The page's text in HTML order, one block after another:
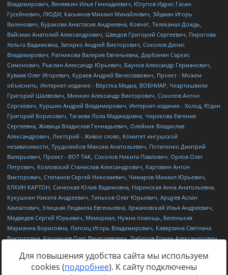
Для повышения удобства сайта мы используем
cookies (подробнее). К сайту подключены